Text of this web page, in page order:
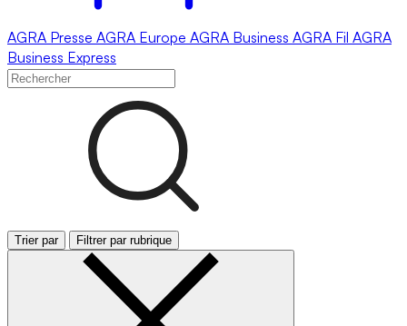
AGRA Presse AGRA Europe AGRA Business AGRA Fil AGRA
Business Express
Trier par Filtrer par rubrique